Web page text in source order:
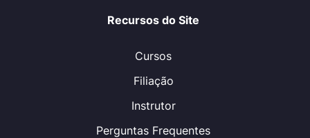
Recursos do Site
Cursos
Filiação
Instrutor
Perguntas Frequentes